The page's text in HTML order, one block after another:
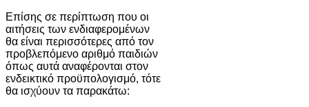
Επίσης σε περίπτωση που οι
αιτήσεις των ενδιαφερομένων
θα είναι περισσότερες από τον
προβλεπόμενο αριθμό παιδιών
όπως αυτά αναφέρονται στον
ενδεικτικό προϋπολογισμό, τότε
θα ισχύουν τα παρακάτω: